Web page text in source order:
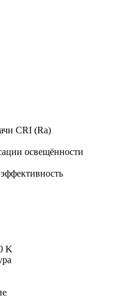
CRI (Ra)
освещённости
K